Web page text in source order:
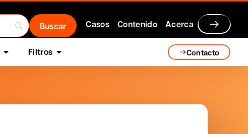
Casos Contenido Acerca
Filtros Contacto